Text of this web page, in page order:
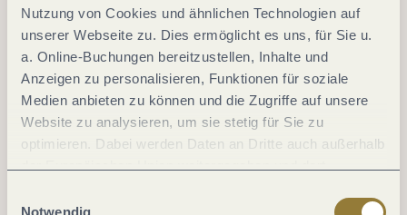
Nutzung von Cookies und ähnlichen Technologien auf
unserer Webseite zu. Dies ermöglicht es uns, für Sie u.
a. Online-Buchungen bereitzustellen, Inhalte und
Anzeigen zu personalisieren, Funktionen für soziale
Medien anbieten zu können und die Zugriffe auf unsere
Website zu analysieren, um sie stetig für Sie zu
optimieren. Dabei werden Daten an Dritte auch außerhalb
jederzeit widerrufen werden. Mit der Auswahl "Alle
Notwendig